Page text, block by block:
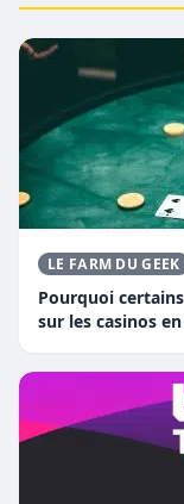
LE FARM DU GEEK
Pourquoi
sur les casinos